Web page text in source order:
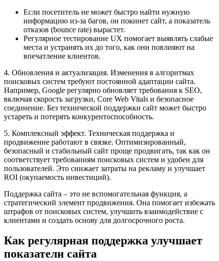
Если посетитель не может быстро найти нужную
информацию из-за багов, он покинет сайт, а показатель
отказов (bounce rate) вырастет.
Регулярное тестирование UX помогает выявлять слабые
места и устранять их до того, как они повлияют на
впечатление клиентов.
4. Обновления и актуализация. Изменения в алгоритмах
поисковых систем требуют постоянной адаптации сайта.
Например, Google регулярно обновляет требования к SEO,
включая скорость загрузки, Core Web Vitals и безопасное
соединение. Без технической поддержки сайт может быстро
устареть и потерять конкурентоспособность.
5. Комплексный эффект. Техническая поддержка и
продвижение работают в связке. Оптимизированный,
безопасный и стабильный сайт проще продвигать, так как он
соответствует требованиям поисковых систем и удобен для
пользователей. Это снижает затраты на рекламу и улучшает
ROI (окупаемость инвестиций).
Поддержка сайта – это не вспомогательная функция, а
стратегический элемент продвижения. Она помогает избежать
штрафов от поисковых систем, улучшить взаимодействие с
клиентами и создать основу для долгосрочного роста.
Как регулярная поддержка улучшает
показатели сайта